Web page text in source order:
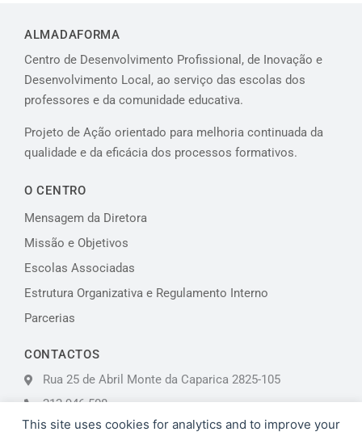
This site uses cookies for analytics and to improve your
ALMADAFORMA
Centro de Desenvolvimento Profissional, de Inovação e
Desenvolvimento Local, ao serviço das escolas dos
professores e da comunidade educativa.
Projeto de Ação orientado para melhoria continuada da
qualidade e da eficácia dos processos formativos.
O CENTRO
Mensagem da Diretora
Missão e Objetivos
Escolas Associadas
Estrutura Organizativa e Regulamento Interno
Parcerias
CONTACTOS
Rua 25 de Abril Monte da Caparica 2825-105
212 946 508
almadaforma@aecaparica.pt